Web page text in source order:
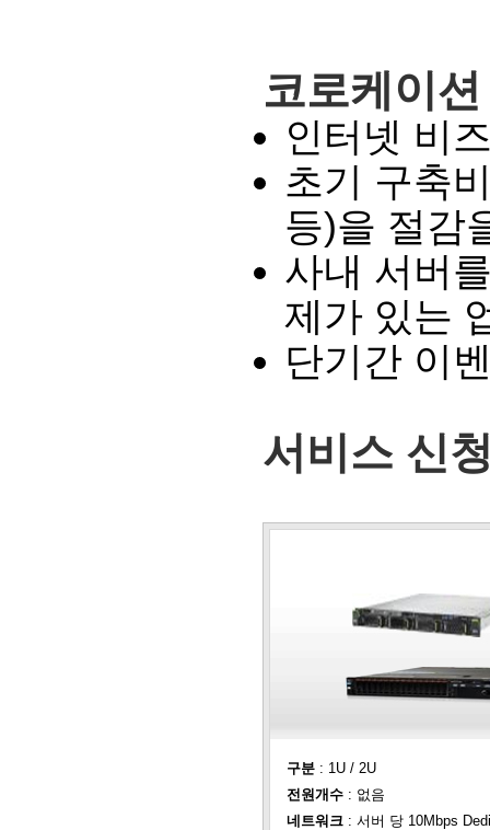
코로케이
인터넷 비
초기 구축
등)을 절감
사내 서버
제가 있는
단기간 이
서비스 신
구분 : 1U / 2U
전원개수 : 없음
네트워크 : 서버 당 10Mbps